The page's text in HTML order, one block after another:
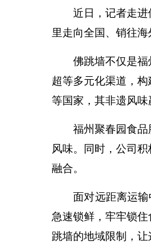
近日，记者走进位
里走向全国、销往海
佛跳墙不仅是福州
超等多元化渠道，
等国家，其非遗风
福州聚春园食品股
风味。同时，公司
融合。
面对远距离运输中
急速锁鲜，牢牢锁
跳墙的地域限制，让